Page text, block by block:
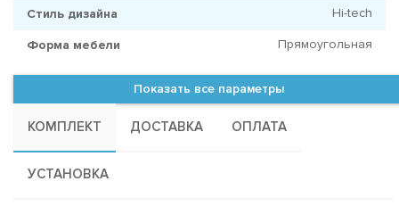
Стиль дизайна Hi-tech
Форма мебели Прямоугольная
Показать все параметры
КОМПЛЕКТ ДОСТАВКА ОПЛАТА
УСТАНОВКА